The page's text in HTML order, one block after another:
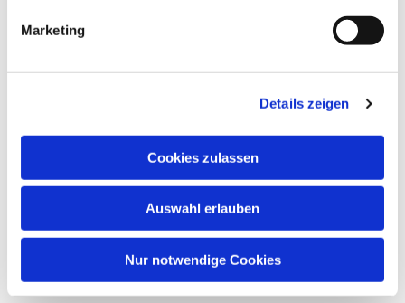
Marketing
Details zeigen
Cookies zulassen
Auswahl erlauben
Nur notwendige Cookies
Dies könnte Sie auch interessieren